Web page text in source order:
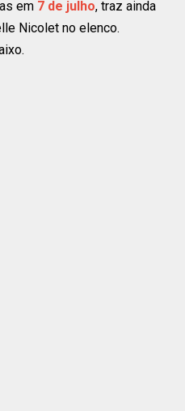
em 7 de julho, traz ainda
Nicolet no elenco.